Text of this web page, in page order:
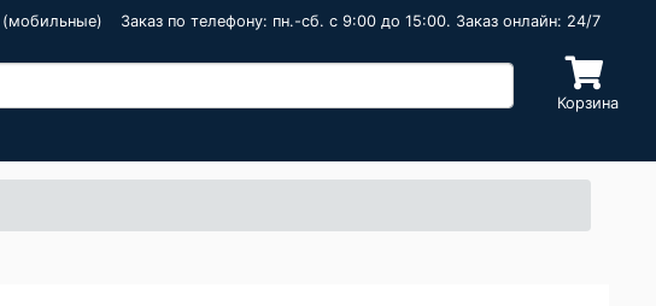
(мобильные) Заказ по телефону: пн.-сб. c 9:00 до 15:00. Заказ онлайн: 24/7
Корзина